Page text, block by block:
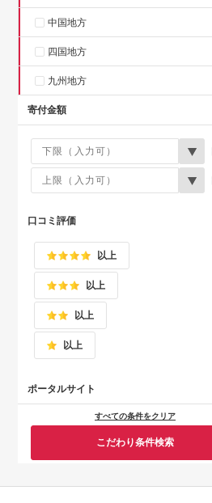
中国地方
四国地方
九州地方
寄付金額
口コミ評価
以上
以上
以上
以上
ポータルサイト
すべての条件をクリア
こだわり条件検索